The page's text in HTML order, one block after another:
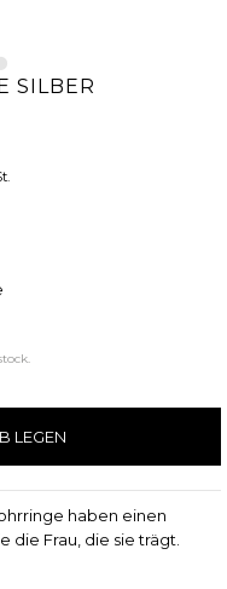
SILBER
haben einen
die Frau, die sie trägt.